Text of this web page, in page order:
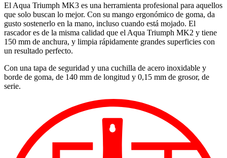
El Aqua Triumph MK3 es una herramienta profesional para aquellos
que solo buscan lo mejor. Con su mango ergonómico de goma, da
gusto sostenerlo en la mano, incluso cuando está mojado. El
rascador es de la misma calidad que el Aqua Triumph MK2 y tiene
150 mm de anchura, y limpia rápidamente grandes superficies con
un resultado perfecto.
Con una tapa de seguridad y una cuchilla de acero inoxidable y
borde de goma, de 140 mm de longitud y 0,15 mm de grosor, de
serie.